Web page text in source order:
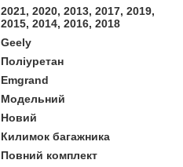
2021, 2020, 2013, 2017, 2019,
2015, 2014, 2016, 2018
Geely
Поліуретан
Emgrand
Модельний
Новий
Килимок багажника
Повний комплект